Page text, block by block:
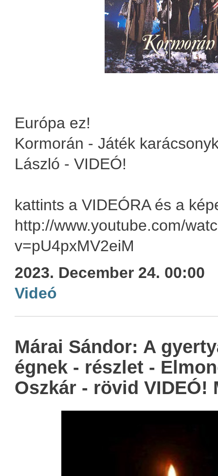
Európa ez!
Kormorán - Játék
László - VIDEÓ!
kattints a VIDEÓRA és a
http://www.youtube.com/
v=pU4pxMV2eiM
2023. December 24. 00:00
Videó
Márai Sándor: A
égnek - részlet -
Oszkár - rövid VIDEÓ!